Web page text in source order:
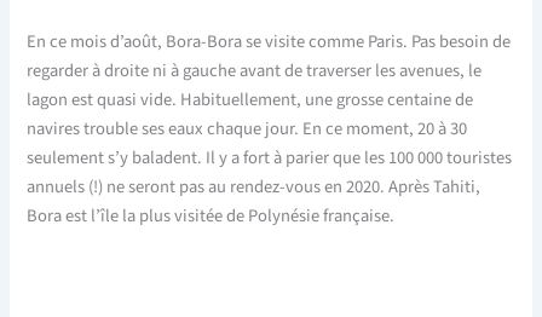
En ce mois d’août, Bora-Bora se visite comme Paris. Pas besoin de
regarder à droite ni à gauche avant de traverser les avenues, le
lagon est quasi vide. Habituellement, une grosse centaine de
navires trouble ses eaux chaque jour. En ce moment, 20 à 30
seulement s’y baladent. Il y a fort à parier que les 100 000 touristes
annuels (!) ne seront pas au rendez-vous en 2020. Après Tahiti,
Bora est l’île la plus visitée de Polynésie française.